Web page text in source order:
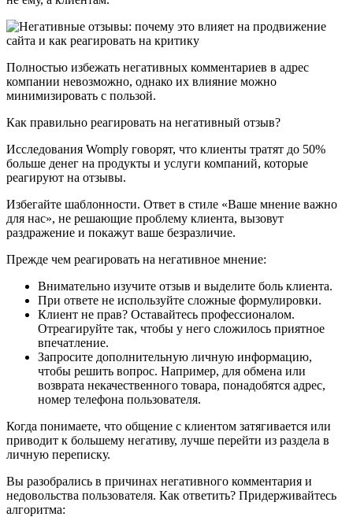
Полностью избежать негативных комментариев в адрес
компании невозможно, однако их влияние можно
минимизировать с пользой.
Как правильно реагировать на негативный отзыв?
Исследования Womply говорят, что клиенты тратят до 50%
больше денег на продукты и услуги компаний, которые
реагируют на отзывы.
Избегайте шаблонности. Ответ в стиле «Ваше мнение важно
для нас», не решающие проблему клиента, вызовут
раздражение и покажут ваше безразличие.
Прежде чем реагировать на негативное мнение:
Внимательно изучите отзыв и выделите боль клиента.
При ответе не используйте сложные формулировки.
Клиент не прав? Оставайтесь профессионалом.
Отреагируйте так, чтобы у него сложилось приятное
впечатление.
Запросите дополнительную личную информацию,
чтобы решить вопрос. Например, для обмена или
возврата некачественного товара, понадобятся адрес,
номер телефона пользователя.
Когда понимаете, что общение с клиентом затягивается или
приводит к большему негативу, лучше перейти из раздела в
личную переписку.
Вы разобрались в причинах негативного комментария и
недовольства пользователя. Как ответить? Придерживайтесь
алгоритма: